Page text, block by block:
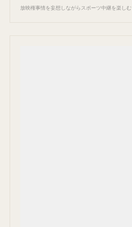
放映権事情を妄想しながらスポーツ中継を楽しむ